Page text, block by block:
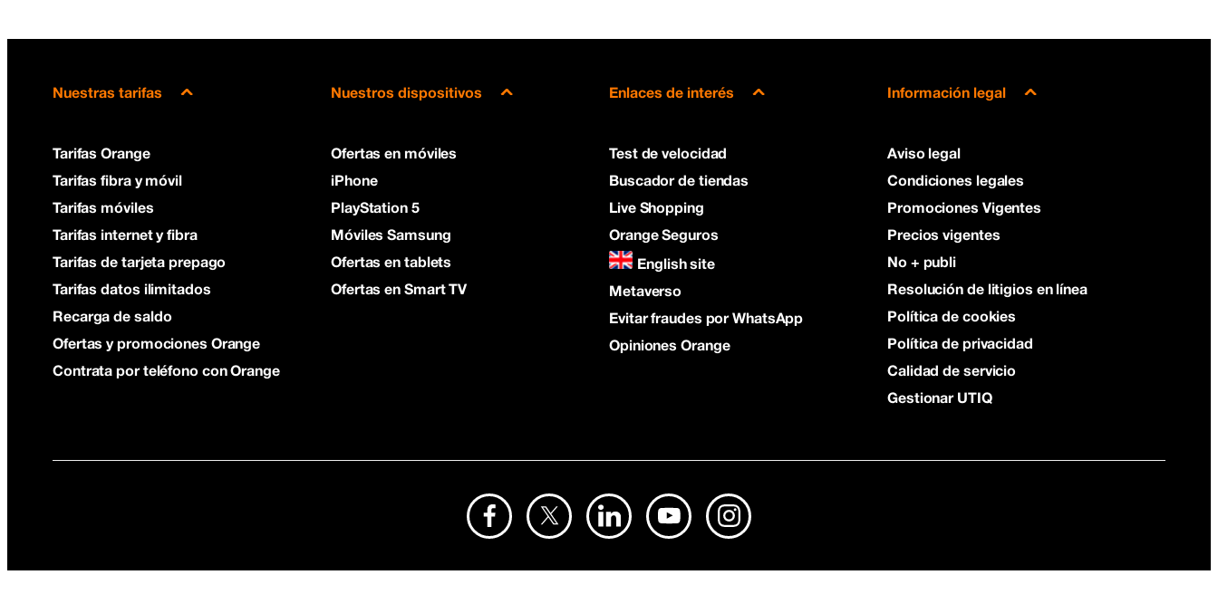
Nuestras tarifas
Tarifas Orange
Tarifas fibra y móvil
Tarifas móviles
Tarifas internet y fibra
Tarifas de tarjeta prepago
Tarifas datos ilimitados
Recarga de saldo
Ofertas y promociones Orange
Contrata por teléfono con Orange
Nuestros dispositivos
Ofertas en móviles
iPhone
PlayStation 5
Móviles Samsung
Ofertas en tablets
Ofertas en Smart TV
Enlaces de interés
Test de velocidad
Buscador de tiendas
Live Shopping
Orange Seguros
English site
Metaverso
Evitar fraudes por WhatsApp
Opiniones Orange
Información legal
Aviso legal
Condiciones legales
Promociones Vigentes
Precios vigentes
No + publi
Resolución de litigios en línea
Política de cookies
Política de privacidad
Calidad de servicio
Gestionar UTIQ